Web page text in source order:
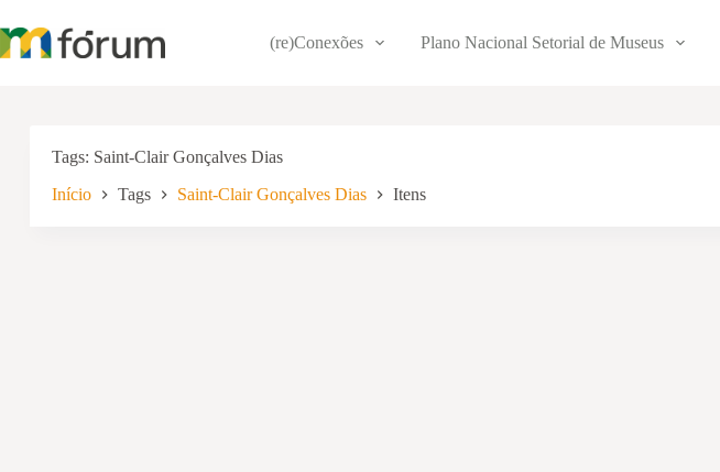
para
o
(re)Conexões Plano Nacional Setorial de Museus
Tags Saint-Clair Gonçalves Dias
Início Tags Saint-Clair Gonçalves Dias Itens